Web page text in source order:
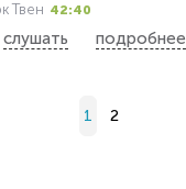
Твен 42:40
слушать подробнее
1 2